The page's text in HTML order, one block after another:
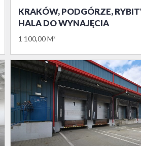
KRAKÓW, PODGÓRZE,
HALA DO WYNAJĘCIA
1 100,00 M²